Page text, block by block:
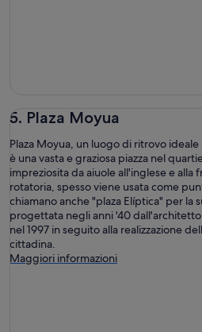
5. Plaza Moyua
Plaza Moyua, un luogo di ritrovo
è una vasta e graziosa piazza nel
impreziosita da aiuole all'inglese e alla
rotatoria, spesso viene usata come
chiamano anche "plaza Elíptica" per la
progettata negli anni '40 dall'architetto
nel 1997 in seguito alla realizzazione
cittadina.
Maggiori informazioni